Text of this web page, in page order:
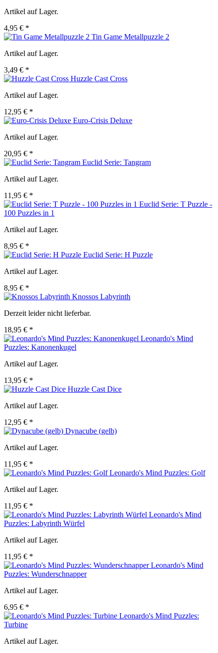
Artikel auf Lager.
4,95 € *
Tin Game Metallpuzzle 2
Artikel auf Lager.
3,49 € *
Huzzle Cast Cross
Artikel auf Lager.
12,95 € *
Euro-Crisis Deluxe
Artikel auf Lager.
20,95 € *
Euclid Serie: Tangram
Artikel auf Lager.
11,95 € *
Euclid Serie: T Puzzle -
100 Puzzles in 1
Artikel auf Lager.
8,95 € *
Euclid Serie: H Puzzle
Artikel auf Lager.
8,95 € *
Knossos Labyrinth
Derzeit leider nicht lieferbar.
18,95 € *
Leonardo's Mind
Puzzles: Kanonenkugel
Artikel auf Lager.
13,95 € *
Huzzle Cast Dice
Artikel auf Lager.
12,95 € *
Dynacube (gelb)
Artikel auf Lager.
11,95 € *
Leonardo's Mind Puzzles: Golf
Artikel auf Lager.
11,95 € *
Leonardo's Mind
Puzzles: Labyrinth Würfel
Artikel auf Lager.
11,95 € *
Leonardo's Mind
Puzzles: Wunderschnapper
Artikel auf Lager.
6,95 € *
Leonardo's Mind Puzzles:
Turbine
Artikel auf Lager.